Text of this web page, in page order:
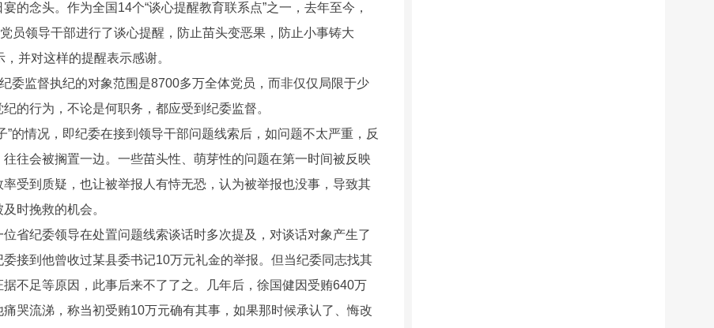
的念头。作为全国14个“谈心提醒教育联系点”之一，去年至今，
员领导干部进行了谈心提醒，防止苗头变恶果，防止小事铸大
并对这样的提醒表示感谢。
委监督执纪的对象范围是8700多万全体党员，而非仅仅局限于少
的行为，不论是何职务，都应受到纪委监督。
的情况，即纪委在接到领导干部问题线索后，如问题不太严重，反
往会被搁置一边。一些苗头性、萌芽性的问题在第一时间被反映
受到质疑，也让被举报人有恃无恐，认为被举报也没事，导致其
时挽救的机会。
省纪委领导在处置问题线索谈话时多次提及，对谈话对象产生了
接到他曾收过某县委书记10万元礼金的举报。但当纪委同志找其
不足等原因，此事后来不了了之。几年后，徐国健因受贿640万
哭流涕，称当初受贿10万元确有其事，如果那时候承认了、悔改